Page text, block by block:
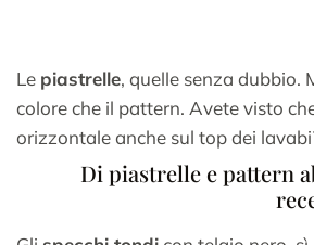
Le piastrelle, quelle senza dubbio.
colore che il pattern. Avete visto
orizzontale anche sul top dei
Di piastrelle e pattern